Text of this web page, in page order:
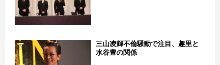
7
三山凌輝不倫騒動で注目、趣里と
水谷豊の関係